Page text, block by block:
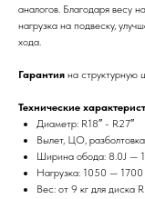
аналогов. Благодаря весу
нагрузка на подвеску,
хода.
Гарантия на структурную
Технические
Диаметр: R18″ - R27″
Вылет, ЦО,
Ширина обода: 8.0J —
Нагрузка: 1050 — 1700
Вес: от 9 кг для диска